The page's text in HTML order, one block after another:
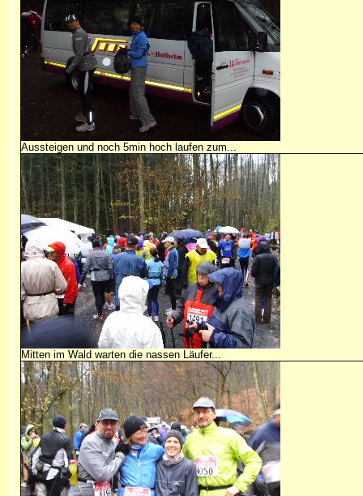
Aussteigen und noch 5min hoch laufen zum...
Mitten im Wald warten die nassen Läufer...